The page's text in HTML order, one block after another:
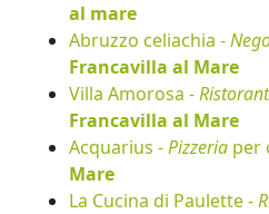
al mare
Abruzzo celiachia -
Francavilla al Mare
Villa Amorosa -
Francavilla al Mare
Acquarius -Pizzeria per
Mare
La Cucina di Paulette -